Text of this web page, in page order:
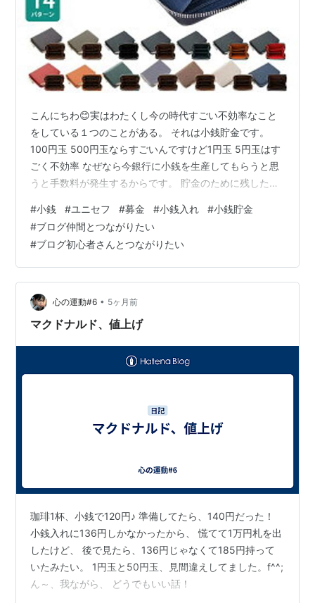
こんにちわ😊実はわたくし今の時代すごい不効率なこと
をしている１つのことがある。 それは小銭貯金です。
100円玉 500円玉ならすごいんですけど1円玉 5円玉はす
ごく不効率 なぜなら今銀行に小銭を生産してもらうと思
うと手数料が発生するからです。 貯金のために残したも
す。 だったら50円だまってすごく使うんですよね。2枚
で100円になるし自販機でも券売機でもすごく使えるので
10円玉もそうですけどね。10円玉は神社ですよね。（最
近いけていない） 小銭入れ メンズ 財布 コインケース レ
ディース カード コンパクト カードも入る 仕切り 薄い ミ
ニ財布…
#小銭 #ユニセフ #募金 #小銭入れ #小銭貯金
#ブログ仲間とつながりたい
#ブログ初心者さんとつながりたい
心の運動#6 • 5ヶ月前
マクドナルド、値上げ
珈琲1杯、小銭で120円♪ 準備してたら、140円だった！
小銭入れに136円しかなかったから、 慌てて1万円札を出
したけど、 後で見たら、136円じゃなくて185円持って
いたみたい。 1円玉と50円玉、見間違えしてました。f^^;
ん～、我ながら、 どうでもいい話！